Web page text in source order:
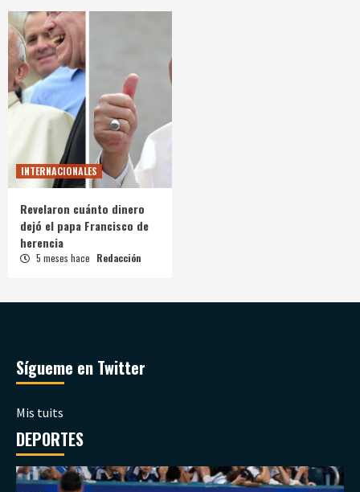
INTERNACIONALES
Revelaron cuánto dinero
dejó el papa Francisco de
herencia
5 meses hace Redacción
Sígueme en Twitter
Mis tuits
DEPORTES